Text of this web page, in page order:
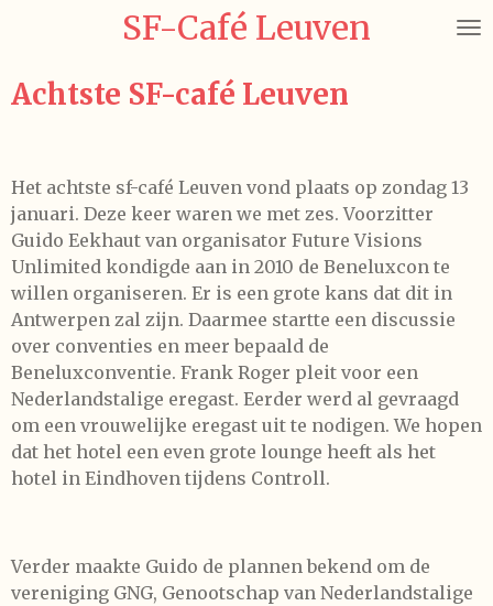
de
SF-Café Leuven
Achtste SF-café Leuven
Het achtste sf-café Leuven vond plaats op zondag 13
januari. Deze keer waren we met zes. Voorzitter
Guido Eekhaut van organisator Future Visions
Unlimited kondigde aan in 2010 de Beneluxcon te
willen organiseren. Er is een grote kans dat dit in
Antwerpen zal zijn. Daarmee startte een discussie
over conventies en meer bepaald de
Beneluxconventie. Frank Roger pleit voor een
Nederlandstalige eregast. Eerder werd al gevraagd
om een vrouwelijke eregast uit te nodigen. We hopen
dat het hotel een even grote lounge heeft als het
hotel in Eindhoven tijdens Controll.
Verder maakte Guido de plannen bekend om de
vereniging GNG, Genootschap van Nederlandstalige